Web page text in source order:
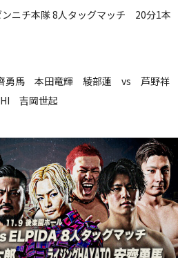
ニチ本隊 8人タッグマッチ 20分1本
齊勇馬 本田竜輝 綾部蓮 vs 芦野祥
吉岡世起